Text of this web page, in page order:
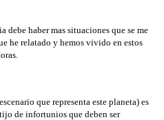
debe haber mas situaciones que se me
he relatado y hemos vivido en estos
que representa este planeta) es
de infortunios que deben ser